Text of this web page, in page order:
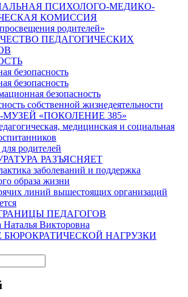
ПСИХОЛОГО-МЕДИКО-
КОМИССИЯ
родителей»
ПЕДАГОГИЧЕСКИХ
безопасность
безопасность
безопасность
собственной жизнедеятельности
«ПОКОЛЕНИЕ 385»
медицинская и социальная
родителей
РАЗЪЯСНЯЕТ
заболеваний и поддержка
образа жизни
линий вышестоящих организаций
ПЕДАГОГОВ
Наталья Викторовна
НАГРУЗКИ